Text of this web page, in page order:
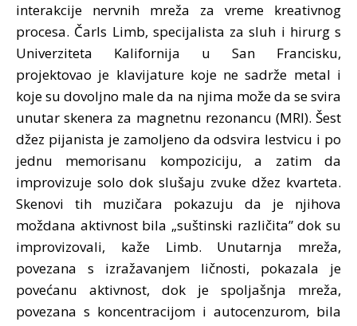
interakcije nervnih mreža za vreme kreativnog
procesa. Čarls Limb, specijalista za sluh i hirurg s
Univerziteta Kalifornija u San Francisku,
projektovao je klavijature koje ne sadrže metal i
koje su dovoljno male da na njima može da se svira
unutar skenera za magnetnu rezonancu (MRI). Šest
džez pijanista je zamoljeno da odsvira lestvicu i po
jednu memorisanu kompoziciju, a zatim da
improvizuje solo dok slušaju zvuke džez kvarteta.
Skenovi tih muzičara pokazuju da je njihova
moždana aktivnost bila „suštinski različita” dok su
improvizovali, kaže Limb. Unutarnja mreža,
povezana s izražavanjem ličnosti, pokazala je
povećanu aktivnost, dok je spoljašnja mreža,
povezana s koncentracijom i autocenzurom, bila